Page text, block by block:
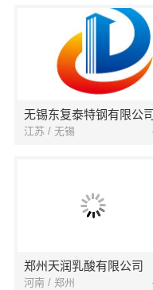
无锡东复泰特钢有限公司
江苏 / 无锡
郑州天润乳酸有限公司
河南 / 郑州